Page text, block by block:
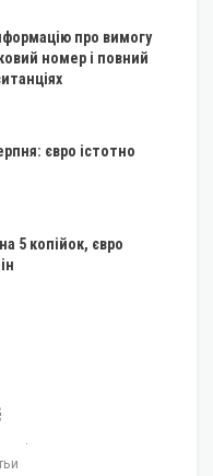
про вимогу
номер і повний
євро істотно
5 копійок, євро